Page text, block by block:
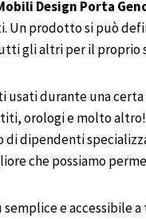
Design Porta
prodotto si può
gli altri per il proprio
usati durante una
orologi e molto
di dipendenti
che possiamo
e accessibile